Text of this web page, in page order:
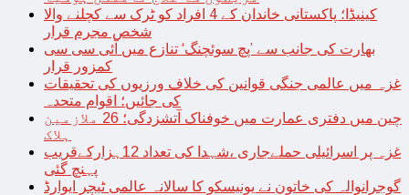
کینیڈا؛ پاکستانی خاندان کے 4 افراد کو ٹرک سے کچلنے والا
شخص مجرم قرار
بھارت کی جانب سے ’پچ سوئچنگ‘ تنازع میں آئی سی سی
کمزور قرار
غزہ میں عالمی جنگی قوانین کی خلاف ورزیوں کی تحقیقات
کی جائیں؛ اقوام متحدہ
چین میں دفتری عمارت میں خوفناک آتشزدگی؛ 26 ملازمین
ہلاک
غزہ پر اسرائیلی حملےجاری ،شہدا کی تعداد 12ہزارکےقریب
پہنچ گئی
گوجرانوالہ کی خاتون نے یونیسکو کا سالانہ عالمی ٹیچر ایوارڈ